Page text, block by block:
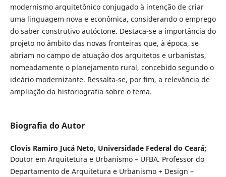
modernismo arquitetônico conjugado à intenção de criar
uma linguagem nova e econômica, considerando o emprego
do saber construtivo autóctone. Destaca-se a importância do
projeto no âmbito das novas fronteiras que, à época, se
abriam no campo de atuação dos arquitetos e urbanistas,
nomeadamente o planejamento rural, concebido segundo o
ideário modernizante. Ressalta-se, por fim, a relevância de
ampliação da historiografia sobre o tema.
Biografia do Autor
Clovis Ramiro Jucá Neto, Universidade Federal do Ceará;
Doutor em Arquitetura e Urbanismo – UFBA. Professor do
Departamento de Arquitetura e Urbanismo + Design –